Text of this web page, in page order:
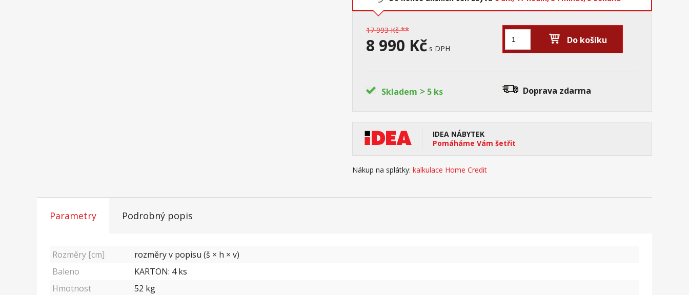
17 993 Kč **
8 990 Kč s DPH
Do košíku
Skladem > 5 ks Doprava zdarma
IDEA NÁBYTEK
Pomáháme Vám šetřit
Nákup na splátky: kalkulace Home Credit
Parametry Podrobný popis
Rozměry [cm]
rozměry v popisu (š × h × v)
Baleno
KARTON: 4 ks
Hmotnost
52 kg